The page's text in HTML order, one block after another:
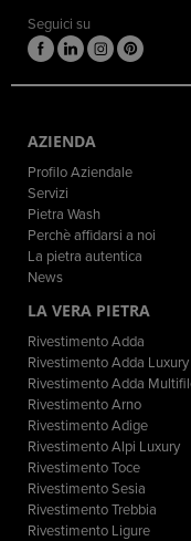
Seguici su
AZIENDA
Profilo Aziendale
Servizi
Pietra Wash
Perchè affidarsi a noi
La pietra autentica
News
LA VERA PIETRA
Rivestimento Adda
Rivestimento Adda Luxury
Rivestimento Adda
Rivestimento Arno
Rivestimento Adige
Rivestimento Alpi Luxury
Rivestimento Toce
Rivestimento Sesia
Rivestimento Trebbia
Rivestimento Ligure